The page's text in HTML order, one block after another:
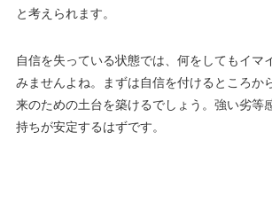
と考えられます。
自信を失っている状態では、何をしてもイマ
みませんよね。まずは自信を付けるところか
来のための土台を築けるでしょう。強い劣等
持ちが安定するはずです。